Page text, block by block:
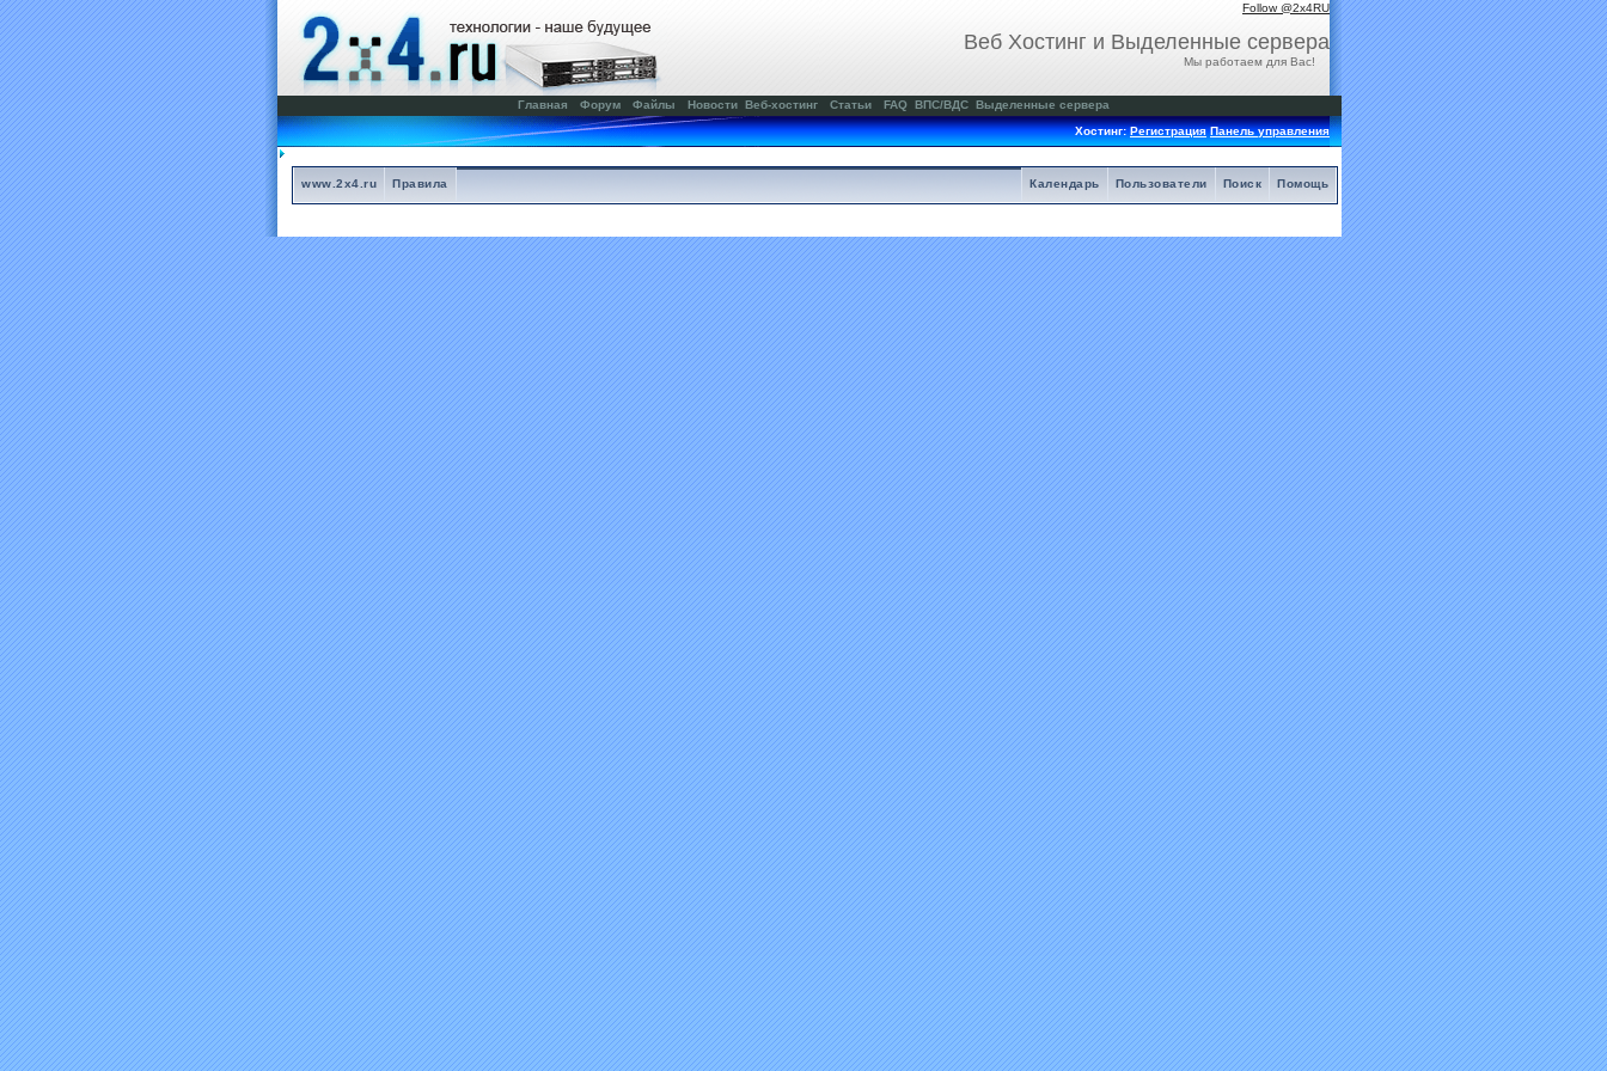
Follow @2x4RU
Веб Хостинг и Выделенные сервера
Мы работаем для Вас!
Главная Форум Файлы Новости Веб-хостинг Статьи FAQ ВПС/ВДС Выделенные сервера
Хостинг:Регистрация Панель управления
www.2x4.ru Правила Помощь
Поиск
Пользователи
Календарь